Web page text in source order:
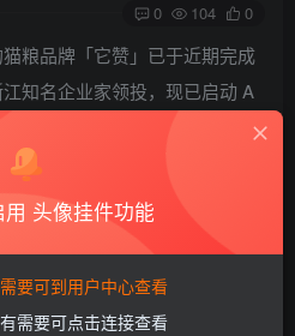
0 104 0
粮品牌「它赞」已于近期完成
知名企业家领投，现已启动 A
月，是一家新零售宠物品牌
粮，以一二线城市的 95 后女
，它赞还推出了烘焙零食、三
利面等新产品。
头像挂件功能
要可到用户中心查看
需要可点击连接查看